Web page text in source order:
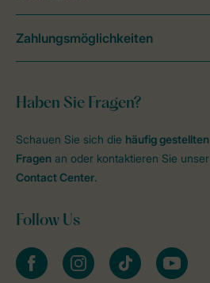
Haben Sie Fragen?
Schauen Sie sich die häufig gestellten
Fragen an oder kontaktieren Sie unser
Contact Center.
Follow Us
facebookinstagramtiktok youtube
Zahlungsmöglichkeiten